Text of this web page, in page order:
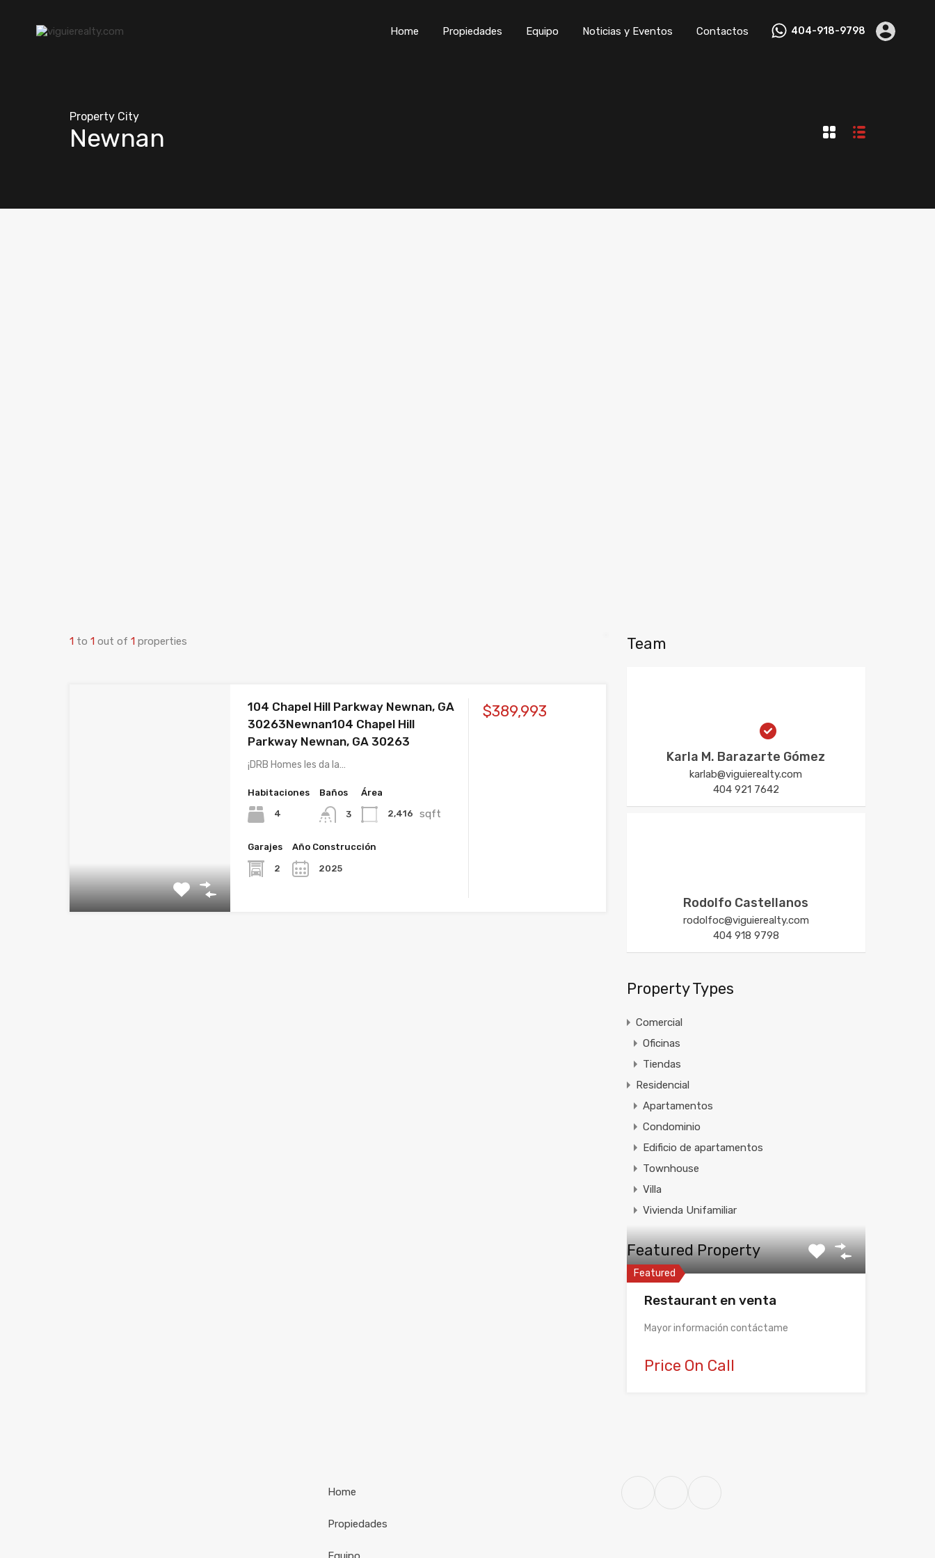
Home Propiedades Equipo Noticias y Eventos Contactos
Home Propiedades Equipo Noticias y Eventos Contactos 404-918-9798
Property City
Newnan
1 to 1 out of 1 properties
104 Chapel Hill Parkway Newnan, GA
30263Newnan104 Chapel Hill
Parkway Newnan, GA 30263
¡DRB Homes les da la…
Habitaciones
4
Baños
3
Área
2,416 sqft
Garajes
2
Año Construcción
2025
$389,993
Team
Karla M. Barazarte Gómez
karlab@viguierealty.com
404 921 7642
Rodolfo Castellanos
rodolfoc@viguierealty.com
404 918 9798
Property Types
Comercial
Oficinas
Tiendas
Residencial
Apartamentos
Condominio
Edificio de apartamentos
Townhouse
Villa
Vivienda Unifamiliar
Featured Property
Featured
Restaurant en venta
Mayor información contáctame
Price On Call
Home
Propiedades